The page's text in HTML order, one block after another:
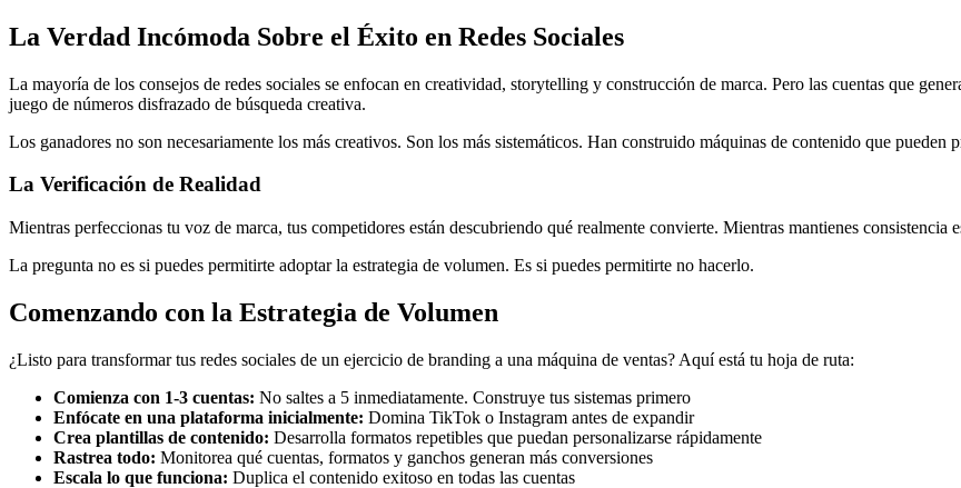
La Verdad Incómoda Sobre el Éxito en Redes Sociales
La mayoría de los consejos de redes sociales se enfocan en creatividad, storytelling y construcción de marca. Pero las cuentas que
juego de números disfrazado de búsqueda creativa.
Los ganadores no son necesariamente los más creativos. Son los más sistemáticos. Han construido máquinas de contenido que
La Verificación de Realidad
Mientras perfeccionas tu voz de marca, tus competidores están descubriendo qué realmente convierte. Mientras mantienes consistencia
La pregunta no es si puedes permitirte adoptar la estrategia de volumen. Es si puedes permitirte no hacerlo.
Comenzando con la Estrategia de Volumen
¿Listo para transformar tus redes sociales de un ejercicio de branding a una máquina de ventas? Aquí está tu hoja de ruta:
Comienza con 1-3 cuentas: No saltes a 5 inmediatamente. Construye tus sistemas primero
Enfócate en una plataforma inicialmente: Domina TikTok o Instagram antes de expandir
Crea plantillas de contenido: Desarrolla formatos repetibles que puedan personalizarse rápidamente
Rastrea todo: Monitorea qué cuentas, formatos y ganchos generan más conversiones
Escala lo que funciona: Duplica el contenido exitoso en todas las cuentas